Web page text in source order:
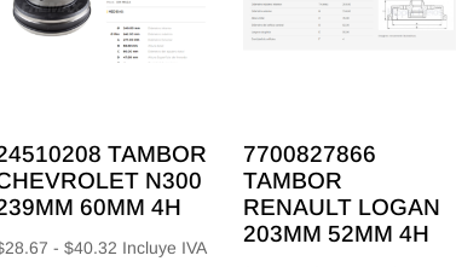
TAMBOR
N300
60MM 4H
28.67 - $40.32Rango
Incluye IVA
7700827866
TAMBOR
RENAULT LOGAN
203MM 52MM 4H